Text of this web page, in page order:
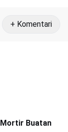
+ Komentari
Buatan